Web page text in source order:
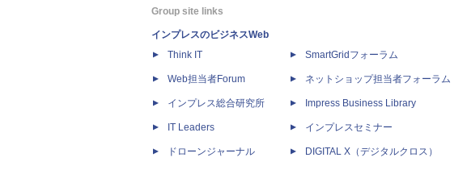
Group site links
インプレスのビジネスWeb
Think IT
Web担当者Forum
インプレス総合研究所
IT Leaders
ドローンジャーナル
SmartGridフォーラム
ネットショップ担当者フォーラム
Impress Business Library
インプレスセミナー
DIGITAL X（デジタルクロス）